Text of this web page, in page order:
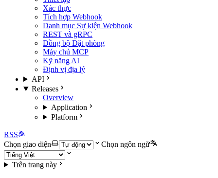
Xác thực
Tích hợp Webhook
Danh mục Sự kiện Webhook
REST và gRPC
Đồng bộ Đặt phòng
Máy chủ MCP
Kỹ năng AI
Định vị địa lý
API
Releases
Overview
Application
Platform
RSS
Chọn giao diện
Chọn ngôn ngữ
Trên trang này